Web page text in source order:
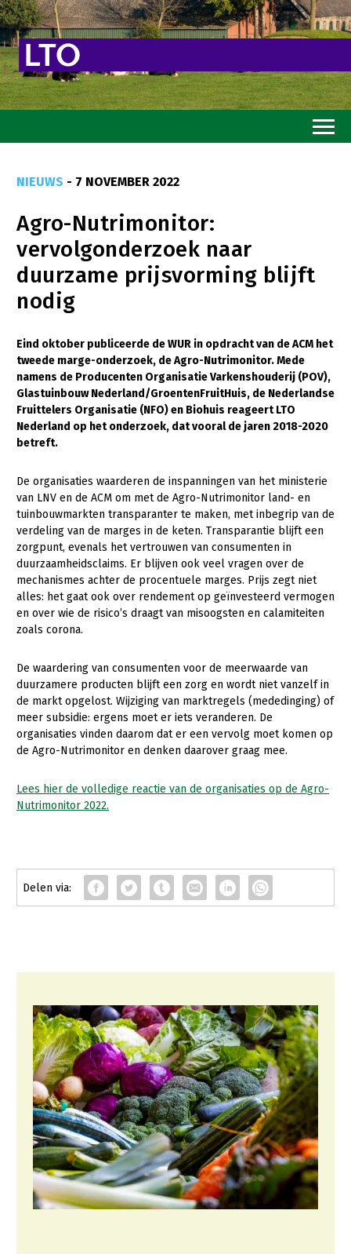
Goed eten
Mooi groen
Sterk ondernemerschap
Transitiepaden
Thema’s
Gezonde planten
Gezonde dieren
Natuur, klimaat en energie
Platteland en omgeving
Mens, ondernemerschap en onderwijs
Internationaal
Sectoren
Dier
Geitenhouderij
Kalverhouderij
Konijnenhouderij
Melkveehouderij
Paardenhouderij
Pluimveehouderij
Varkenshouderij
Vleesveehouderij
Bollenteelt
Bomen, vaste planten en zomerbloemen
Fruitteelt
Glastuinbouw
Paddenstoelen
Vollegrondsgroente
Multifunctionele landbouw
Multifunctioneel
NIEUWS - 7 NOVEMBER 2022
Agro-Nutrimonitor:
vervolgonderzoek naar
duurzame prijsvorming blijft
nodig
Eind oktober publiceerde de WUR in opdracht van de ACM het
tweede marge-onderzoek, de Agro-Nutrimonitor. Mede
namens de Producenten Organisatie Varkenshouderij (POV),
Glastuinbouw Nederland/GroentenFruitHuis, de Nederlandse
Fruittelers Organisatie (NFO) en Biohuis reageert LTO
Nederland op het onderzoek, dat vooral de jaren 2018-2020
betreft.
De organisaties waarderen de inspanningen van het ministerie
van LNV en de ACM om met de Agro-Nutrimonitor land- en
tuinbouwmarkten transparanter te maken, met inbegrip van de
verdeling van de marges in de keten. Transparantie blijft een
zorgpunt, evenals het vertrouwen van consumenten in
duurzaamheidsclaims. Er blijven ook veel vragen over de
mechanismes achter de procentuele marges. Prijs zegt niet
alles: het gaat ook over rendement op geïnvesteerd vermogen
en over wie de risico’s draagt van misoogsten en calamiteiten
zoals corona.
De waardering van consumenten voor de meerwaarde van
duurzamere producten blijft een zorg en wordt niet vanzelf in
de markt opgelost. Wijziging van marktregels (mededinging) of
meer subsidie: ergens moet er iets veranderen. De
organisaties vinden daarom dat er een vervolg moet komen op
de Agro-Nutrimonitor en denken daarover graag mee.
Lees hier de volledige reactie van de organisaties op de Agro-
Nutrimonitor 2022.